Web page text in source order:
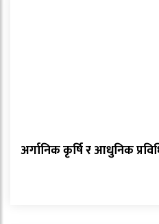
अर्गानिक कृर्षि र आधुनिक